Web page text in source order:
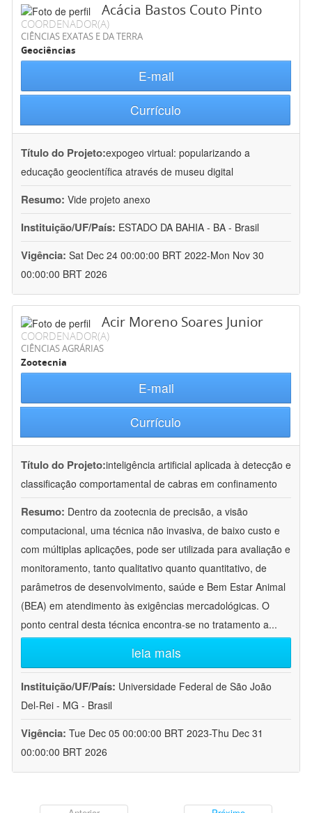
Acácia Bastos Couto Pinto
COORDENADOR(A)
CIÊNCIAS EXATAS E DA TERRA
Geociências
E-mail
Currículo
Título do Projeto:expogeo virtual: popularizando a
educação geocientífica através de museu digital
Resumo: Vide projeto anexo
Instituição/UF/País: ESTADO DA BAHIA - BA - Brasil
Vigência: Sat Dec 24 00:00:00 BRT 2022-Mon Nov 30
00:00:00 BRT 2026
Acir Moreno Soares Junior
COORDENADOR(A)
CIÊNCIAS AGRÁRIAS
Zootecnia
E-mail
Currículo
Título do Projeto:inteligência artificial aplicada à detecção e
classificação comportamental de cabras em confinamento
Resumo: Dentro da zootecnia de precisão, a visão
computacional, uma técnica não invasiva, de baixo custo e
com múltiplas aplicações, pode ser utilizada para avaliação e
monitoramento, tanto qualitativo quanto quantitativo, de
parâmetros de desenvolvimento, saúde e Bem Estar Animal
(BEA) em atendimento às exigências mercadológicas. O
ponto central desta técnica encontra-se no tratamento a...
leia mais
Instituição/UF/País: Universidade Federal de São João
Del-Rei - MG - Brasil
Vigência: Tue Dec 05 00:00:00 BRT 2023-Thu Dec 31
00:00:00 BRT 2026